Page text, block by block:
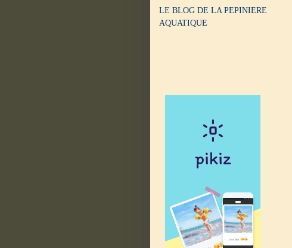
LE BLOG DE LA PEPINIERE
AQUATIQUE